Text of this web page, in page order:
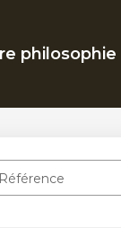
philosophie
Référence